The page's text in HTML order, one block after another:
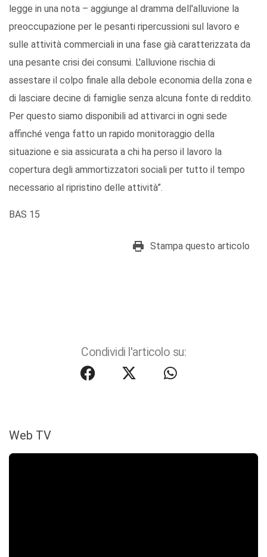
legge in una nota – aggiunge al dramma dell'alluvione la
preoccupazione per le pesanti ripercussioni sul lavoro e
sulle attività commerciali in una fase già caratterizzata da
una pesante crisi dei consumi. L'alluvione rischia di
assestare il colpo finale alla debole economia della zona e
di lasciare decine di famiglie senza alcuna fonte di reddito.
Per questo siamo disponibili ad attivarci in ogni sede
affinché venga fatto un rapido monitoraggio della
situazione e sia assicurata a chi ha perso il lavoro la
copertura degli ammortizzatori sociali per tutto il tempo
necessario al ripristino delle attività”.
BAS 15
Stampa questo articolo
Condividi l'articolo su:
Web TV